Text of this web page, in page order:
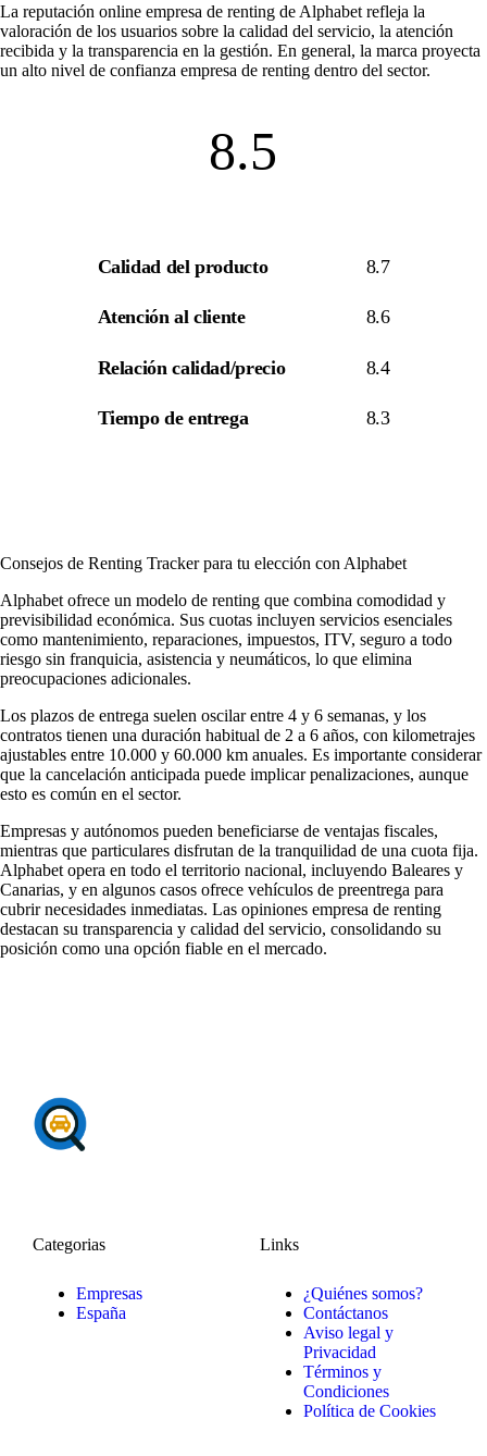
La reputación online empresa de renting de Alphabet refleja la
valoración de los usuarios sobre la calidad del servicio, la atención
recibida y la transparencia en la gestión. En general, la marca proyecta
un alto nivel de confianza empresa de renting dentro del sector.
8.5
Calidad del producto 8.7
Atención al cliente 8.6
Relación calidad/precio 8.4
Tiempo de entrega 8.3
Consejos de Renting Tracker para tu elección con Alphabet
Alphabet ofrece un modelo de renting que combina comodidad y
previsibilidad económica. Sus cuotas incluyen servicios esenciales
como mantenimiento, reparaciones, impuestos, ITV, seguro a todo
riesgo sin franquicia, asistencia y neumáticos, lo que elimina
preocupaciones adicionales.
Los plazos de entrega suelen oscilar entre 4 y 6 semanas, y los
contratos tienen una duración habitual de 2 a 6 años, con kilometrajes
ajustables entre 10.000 y 60.000 km anuales. Es importante considerar
que la cancelación anticipada puede implicar penalizaciones, aunque
esto es común en el sector.
Empresas y autónomos pueden beneficiarse de ventajas fiscales,
mientras que particulares disfrutan de la tranquilidad de una cuota fija.
Alphabet opera en todo el territorio nacional, incluyendo Baleares y
Canarias, y en algunos casos ofrece vehículos de preentrega para
cubrir necesidades inmediatas. Las opiniones empresa de renting
destacan su transparencia y calidad del servicio, consolidando su
posición como una opción fiable en el mercado.
Categorias
Empresas
España
Links
¿Quiénes somos?
Contáctanos
Aviso legal y
Privacidad
Términos y
Condiciones
Política de Cookies